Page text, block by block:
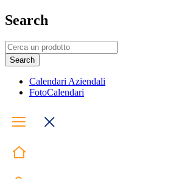
Search
Calendari Aziendali
FotoCalendari